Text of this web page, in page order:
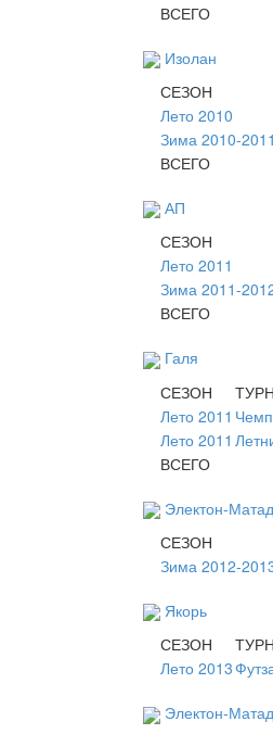
ВСЕГО
Изолан
СЕЗОН
Лето 2010
Зима 2010-2011
ВСЕГО
АП
СЕЗОН
Лето 2011
Зима 2011-
ВСЕГО
Галя
СЕЗОН
Лето 2011
Лето 2011
ВСЕГО
Электон-
СЕЗОН
Зима 2012-
Якорь
СЕЗОН
Лето 2013
Электон-